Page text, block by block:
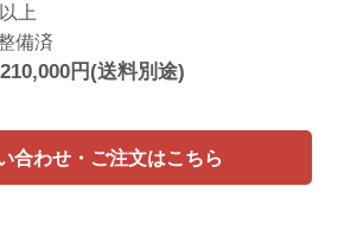
上
備済
円(送料別途)
合わせ・ご注文はこちら